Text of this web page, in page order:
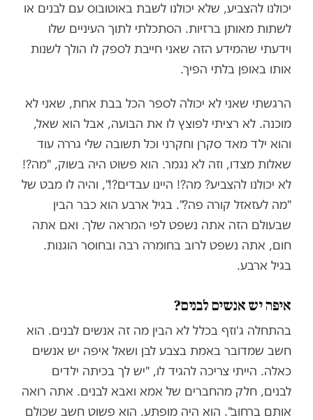
יכולנו להצביע, שלא יכולנו לשבת באוטובוס עם לבנים או
לשתות מאותן ברזיות. הסתכלתי לתוך העיניים שלו
וידעתי שהמידע הזה שאני חייבת לספק לו הולך לשנות
אותו באופן בלתי הפיך.
הרגשתי שאני לא יכולה לספר הכל בבת אחת, שאני לא
מוכנה. לא רציתי לפוצץ לו את הבועה, אבל הוא שאל,
והוא ילד מאד סקרן וחקרני וכל תשובה שלי גררה עוד
שאלות מצדו, וזה לא נגמר. הוא פשוט היה בשוק, "מה?!
לא יכולנו להצביע? מה?! היינו עבדים?!", והיה לו מבט של
"מה לעזאזל קורה פה?". בגיל ארבע הוא כבר הבין
שבעולם הזה אתה נשפט לפי המראה שלך. ואם אתה
חום, אתה נשפט לרוב בחומרה רבה ובחוסר הוגנות.
בגיל ארבע.
איפה יש אנשים לבנים?
בהתחלה ג'וזף בכלל לא הבין מה זה אנשים לבנים. הוא
חשב שמדובר באמת בצבע לבן ושאל איפה יש אנשים
כאלה. הייתי צריכה להגיד לו, "יש לך בכיתה ילדים
לבנים, חלק מהחברים של אמא ואבא לבנים. אתה רואה
אותם ברחוב". הוא היה מופתע. הוא פשוט חשב שכולם